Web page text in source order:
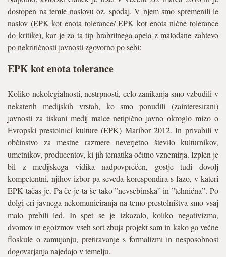
dostopen na temle naslovu oz. spodaj. V njem smo spremenili le
naslov (EPK kot enota tolerance/ EPK kot enota nične tolerance
do kritike), kar je za ta tip hrabrilnega apela z malodane zahtevo
po nekritičnosti javnosti zgovorno po sebi:
EPK kot enota tolerance
Koliko nekolegialnosti, nestrpnosti, celo zanikanja smo vzbudili v
nekaterih medijskih vrstah, ko smo ponudili (zainteresirani)
javnosti za tiskani medij malce netipično javno okroglo mizo o
Evropski prestolnici kulture (EPK) Maribor 2012. In privabili v
občinstvo za mestne razmere neverjetno število kulturnikov,
umetnikov, producentov, ki jih tematika očitno vznemirja. Izplen je
bil z medijskega vidika nadpovprečen, gostje tudi dovolj
kompetentni, njihov izbor pa seveda korespondira s fazo, v kateri
EPK tačas je. Pa če je ta še tako ”nevsebinska” in ”tehnična”. Po
dolgi eri javnega nekomuniciranja na temo prestolništva smo vsaj
malo prebili led. In spet se je izkazalo, koliko negativizma,
dvomov in egoizmov vseh sort zbuja projekt sam in kako ga večne
floskule o zamujanju, pretiravanje s formalizmi in nesposobnost
dogovarjanja najedajo v temelju.